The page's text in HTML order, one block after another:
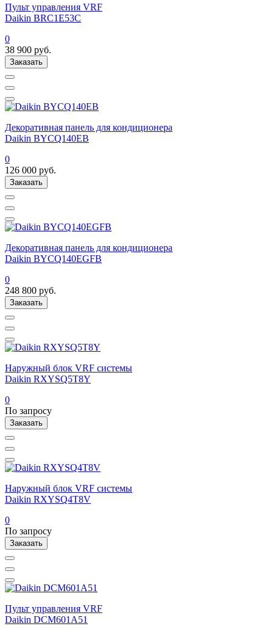
Пульт управления VRF
Daikin BRC1E53C
0
38 900 руб.
Заказать
Декоративная панель для кондиционера
Daikin BYCQ140EB
0
126 000 руб.
Заказать
Декоративная панель для кондиционера
Daikin BYCQ140EGFB
0
248 800 руб.
Заказать
Наружный блок VRF системы
Daikin RXYSQ5T8Y
0
По запросу
Заказать
Наружный блок VRF системы
Daikin RXYSQ4T8V
0
По запросу
Заказать
Пульт управления VRF
Daikin DCM601A51